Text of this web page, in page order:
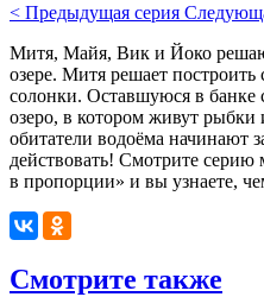
< Предыдущая серия
Митя, Майя, Вик и Йоко
озере. Митя решает построить
солонки. Оставшуюся в банке
озеро, в котором живут рыбки
обитатели водоёма начинают
действовать! Смотрите серию
в пропорции» и вы узнаете,
Смотрите также